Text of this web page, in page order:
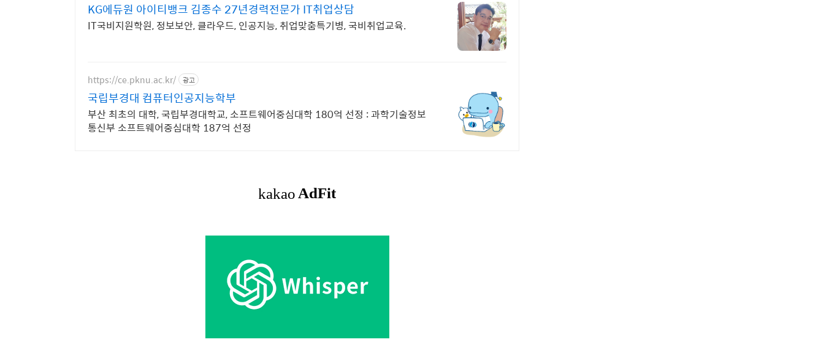
KG에듀원 아이티뱅크 김종수 27년경력전문가 IT취업상담
IT국비지원학원, 정보보안, 클라우드, 인공지능, 취업맞춤특기병, 국비취업교육.
https://ce.pknu.ac.kr/ 광고
국립부경대 컴퓨터인공지능학부
부산 최초의 대학, 국립부경대학교, 소프트웨어중심대학 180억 선정 : 과학기술정보
통신부 소프트웨어중심대학 187억 선정